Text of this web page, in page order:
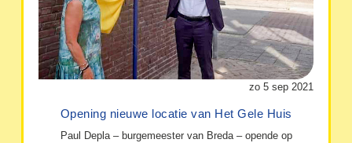
zo 5 sep 2021
Opening nieuwe locatie van Het Gele Huis
Paul Depla – burgemeester van Breda – opende op